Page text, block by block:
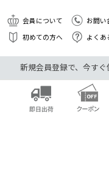
会員について
お問い
初めての方へ
よくあ
新規会員登録で、今すぐ